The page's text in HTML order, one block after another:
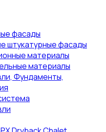
фасады
штукатурные фасады
материалы
материалы
Фундаменты,